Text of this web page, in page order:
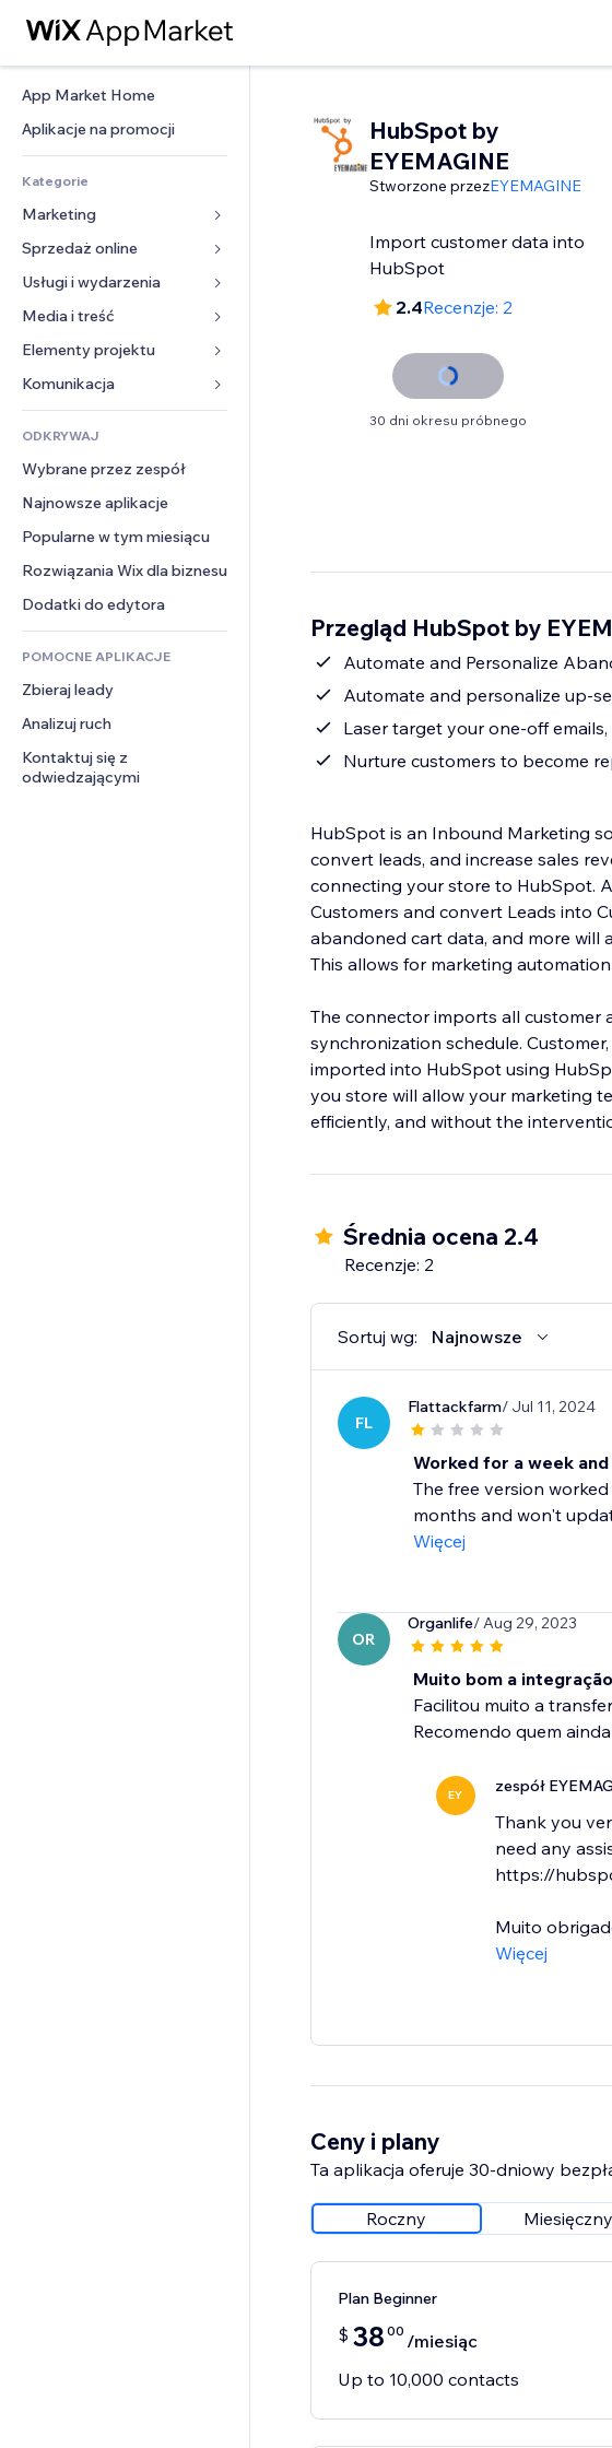
App Market Home
Aplikacje na promocji
Kategorie
Marketing
Reklamy
Smartfon
Analityka
Listy witryn
E-mail
Sprzedaż online
Aplikacje do sklepów
Wysyłka i dostawa
Przyciski sprzedaży
Rachunkowość
Kupony i lojalność
Rozwiązania dla
magazynowania
Dropshipping
Ceny i subskrypcja
Crowdfunding
Żywność i napoje
Usługi i wydarzenia
Hotele
Wydarzenia
Restauracje
Nieruchomości
Rezerwacje
Media i treść
Galeria
Muzyka
Podkasty
Fotografia
Film
PDF
Udostępnianie plików
Wiadomości
Elementy projektu
Mapy i nawigacja
Prywatność i bezpieczeństwo
Zegar
Szablony stron
Efekty obrazu
Przyciski i menu
Banery i odznaki
Kalkulatory
Szukaj
Pogoda
Wykresy i tabele
Formularze
Ankiety
Czat
Komentarze
Telefon
Społeczność
Opinie i polecenia
CRM
ODKRYWAJ
Wybrane przez zespół
Najnowsze aplikacje
Popularne w tym miesiącu
Rozwiązania Wix dla biznesu
Dodatki do edytora
POMOCNE APLIKACJE
Zbieraj leady
Analizuj ruch
Kontaktuj się z
odwiedzającymi
HubSpot by
EYEMAGINE
Stworzone przezEYEMAGINE
Import customer data into
HubSpot
2.4Recenzje: 2
30 dni okresu próbnego
Przegląd HubSpot by
Automate and Personalize
Automate and personalize up-
Laser target your one-off
Nurture customers to become
HubSpot is an Inbound Marketing
convert leads, and increase sales
connecting your store to HubSpot.
Customers and convert Leads into Customers. The customer data,
abandoned cart data, and more will
This allows for marketing
The connector imports all customer
synchronization schedule.
imported into HubSpot using
you store will allow your marketing
efficiently, and without the
Średnia ocena 2.4
Recenzje: 2
Sortuj wg: Najnowsze
FL
Flattackfarm/ Jul 11, 2024
Worked for a week
The free version
months and won't
Więcej
OR
Organlife/ Aug 29, 2023
Muito bom a integração
Facilitou muito a
Recomendo quem
EY zespół
Thank you
need any
https://
Muito
Więcej
Ceny i plany
Ta aplikacja oferuje 30-dniowy
Roczny Miesięczny
Plan Beginner
$ 38 00 /miesiąc
Up to 10,000 contacts